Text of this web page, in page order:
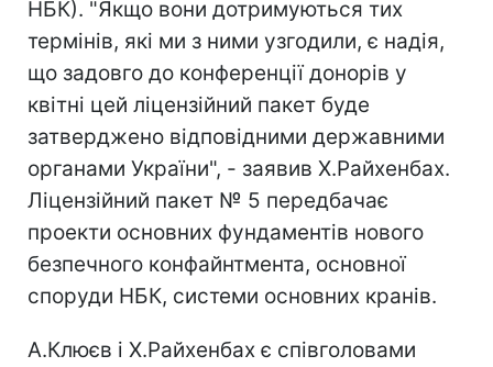
НБК). "Якщо вони дотримуються тих
термінів, які ми з ними узгодили, є надія,
що задовго до конференції донорів у
квітні цей ліцензійний пакет буде
затверджено відповідними державними
органами України", - заявив Х.Райхенбах.
Ліцензійний пакет № 5 передбачає
проекти основних фундаментів нового
безпечного конфайнтмента, основної
споруди НБК, системи основних кранів.
А.Клюєв і Х.Райхенбах є співголовами